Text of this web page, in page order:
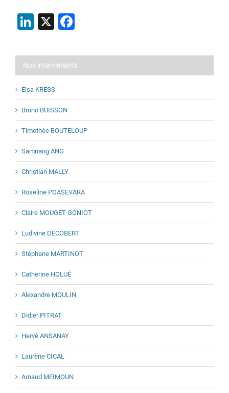
LinkedIn
X
Nos intervenants
Elsa KRESS
Bruno BUISSON
Timothée BOUTELOUP
Samnang ANG
Christian MALLY
Roseline POASEVARA
Claire MOUGET GONIOT
Ludivine DECOBERT
Stéphane MARTINOT
Catherine HOLUÉ
Alexandre MOULIN
Didier PITRAT
Hervé ANSANAY
Laurène CICAL
Arnaud MEIMOUN